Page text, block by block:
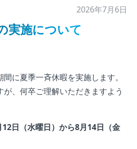
2026年7月6日
実施について
に夏季一斉休暇を実施します。
が、何卒ご理解いただきますよう
日（水曜日）から8月14日（金